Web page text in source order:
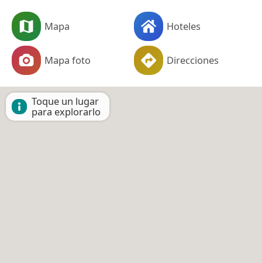
Mapa Hoteles
Mapa foto Direcciones
Toque un lugar
para explorarlo